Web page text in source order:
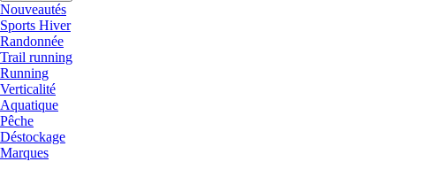
Nouveautés
Sports Hiver
Randonnée
Trail running
Running
Verticalité
Aquatique
Pêche
Déstockage
Marques